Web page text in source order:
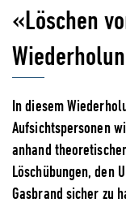
«Löschen
In diesem
Aufsichtspersonen
anhand
Löschübungen, den
Gasbrand sicher zu